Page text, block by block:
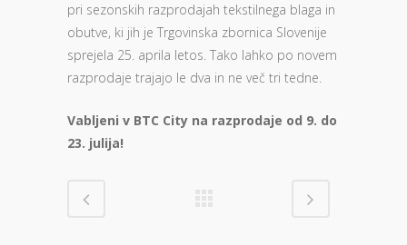
pri sezonskih razprodajah tekstilnega blaga in
obutve, ki jih je Trgovinska zbornica Slovenije
sprejela 25. aprila letos. Tako lahko po novem
razprodaje trajajo le dva in ne več tri tedne.
Vabljeni v BTC City na razprodaje od 9. do
23. julija!